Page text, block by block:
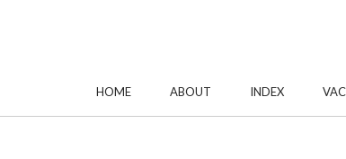
HOME ABOUT INDEX